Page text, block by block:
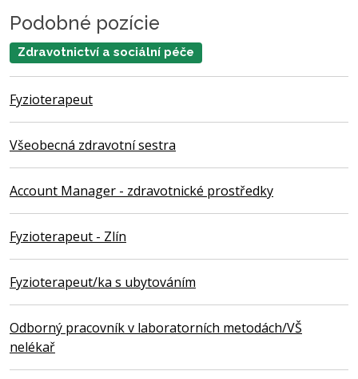
Podobné pozície
Zdravotnictví a sociální péče
Fyzioterapeut
Všeobecná zdravotní sestra
Account Manager - zdravotnické prostředky
Fyzioterapeut - Zlín
Fyzioterapeut/ka s ubytováním
Odborný pracovník v laboratorních metodách/VŠ
nelékař